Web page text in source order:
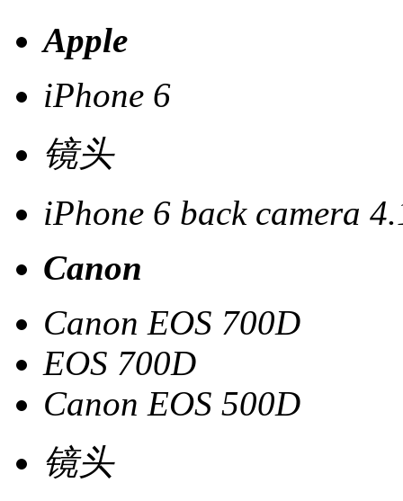
Apple
iPhone 6
镜头
iPhone 6 back camera
Canon
Canon EOS 700D
EOS 700D
Canon EOS 500D
镜头